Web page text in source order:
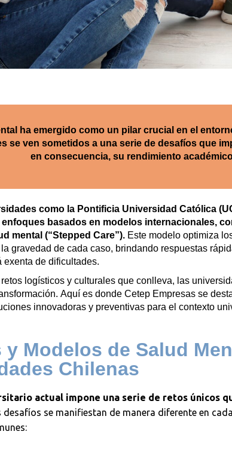
ha emergido como un pilar crucial en el
se ven sometidos a una serie de desafíos que
en consecuencia, su rendimiento
como la Pontificia Universidad Católica
basados en modelos internacionales,
mental (“Stepped Care”). Este modelo optimiza
gravedad de cada caso, brindando respuestas
exenta de dificultades.
logísticos y culturales que conlleva, las
Aquí es donde Cetep Empresas se
innovadoras y preventivas para el contexto
y Modelos de Salud
Chilenas
actual impone una serie de retos únicos
desafíos se manifiestan de manera diferente en